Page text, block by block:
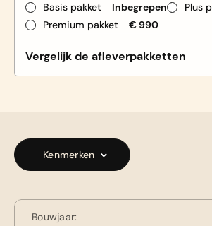
Basis pakket Inbegrepen Plus
Premium pakket
€ 990
Vergelijk de afleverpakketten
Kenmerken
Bouwjaar: